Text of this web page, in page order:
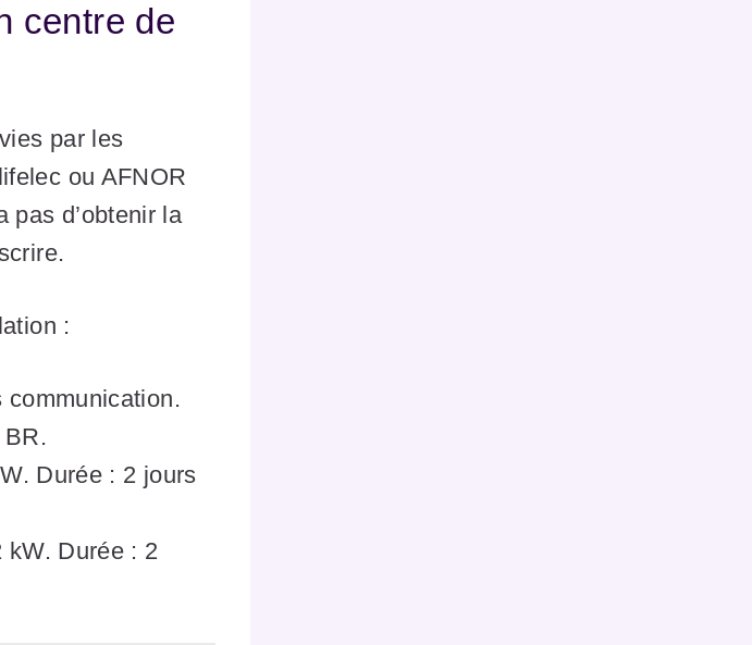
centre de
par les
ou AFNOR
pas d’obtenir la
:
Durée : 2 jours
Durée : 2